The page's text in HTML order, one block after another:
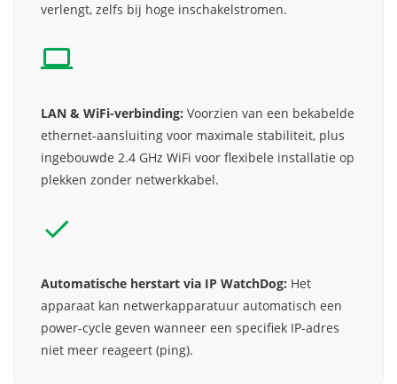
verlengt, zelfs bij hoge inschakelstromen.
LAN & WiFi-verbinding: Voorzien van een bekabelde
ethernet-aansluiting voor maximale stabiliteit, plus
ingebouwde 2.4 GHz WiFi voor flexibele installatie op
plekken zonder netwerkkabel.
Automatische herstart via IP WatchDog: Het
apparaat kan netwerkapparatuur automatisch een
power-cycle geven wanneer een specifiek IP-adres
niet meer reageert (ping).